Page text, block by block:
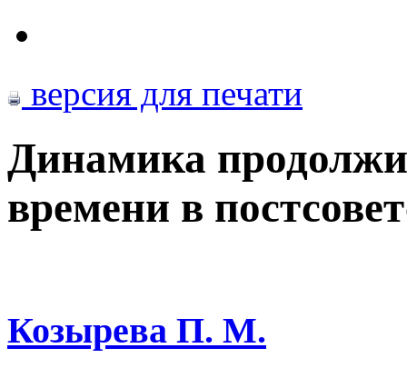
версия для печати
Динамика
времени в
Козырева П. М.